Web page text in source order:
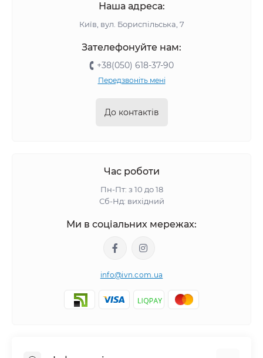
Наша адреса:
Київ, вул. Бориспільська, 7
Зателефонуйте нам:
+38(050) 618-37-90
Передзвоніть мені
До контактів
Час роботи
Пн-Пт: з 10 до 18
Сб-Нд: вихідний
Ми в соціальних мережах:
info@ivn.com.ua